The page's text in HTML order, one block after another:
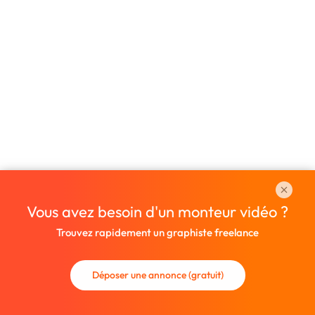
Vous avez besoin d'un monteur vidéo ?
Trouvez rapidement un graphiste freelance
Déposer une annonce (gratuit)